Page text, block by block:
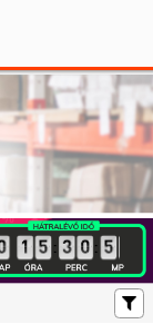
: :